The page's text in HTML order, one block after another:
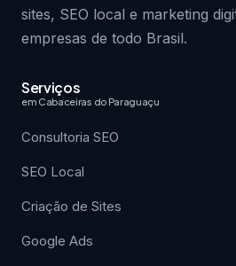
sites, SEO local e marketing
empresas de todo Brasil.
Serviços
em Cabaceiras do Paraguaçu
Consultoria SEO
SEO Local
Criação de Sites
Google Ads